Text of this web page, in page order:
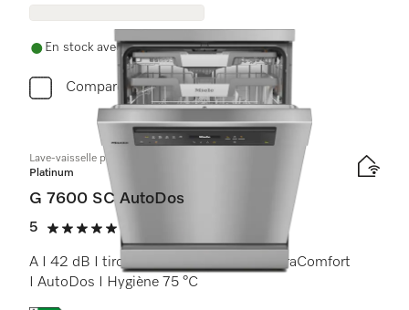
En stock avec livraison gratuite
Comparer
Lave-vaisselle posable
Platinum
G 7600 SC AutoDos
5
5 étoiles sur 5
A I 42 dB I tiroir à couverts I paniers ExtraComfort
I AutoDos I Hygiène 75 °C